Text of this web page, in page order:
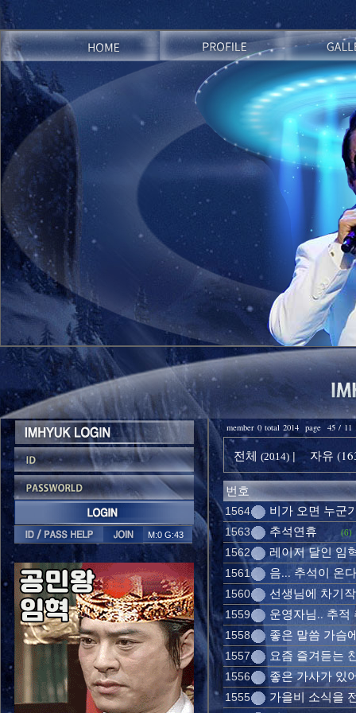
M:0 G:43
member 0 total 2014 page 45 / 11
전체 (2014) | 자유
번호
1564 비가 오면 누군
1563 추석연휴 (6)
1562 레이저 달인 임
1561 음... 추석이 온
1560 선생님에 차기
1559 운영자님.. 추적
1558 좋은 말씀 가슴
1557 요즘 즐겨듣는
1556 좋은 가사가 있
1555 가을비 소식을